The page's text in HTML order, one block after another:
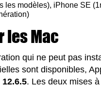
les modèles), iPhone SE
les Mac
qui ne peut pas
sont disponibles,
12.6.5. Les deux mises